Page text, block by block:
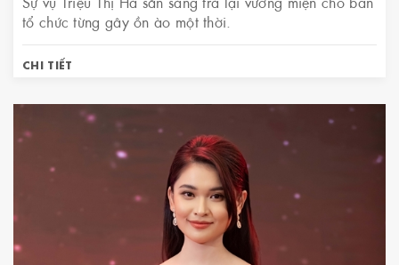
tổ chức từng gây ồn ào một thời.
CHI TIẾT